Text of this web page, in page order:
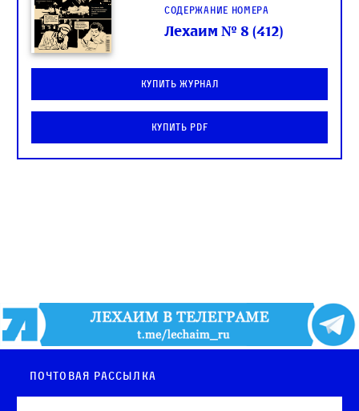
Содержание номера
Лехаим № 8 (412)
Купить журнал
Купить PDF
Почтовая рассылка